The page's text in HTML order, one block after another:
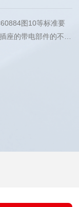
图10等标准要
座的带电部件的不可